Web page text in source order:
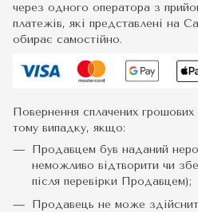
через одного оператора з
платежів, які представлені на
обирає самостійно.
Повернення сплачених
тому випадку, якщо:
Продавцем був наданий
неможливо відтворити чи
після перевірки Продавцем);
Продавець не може